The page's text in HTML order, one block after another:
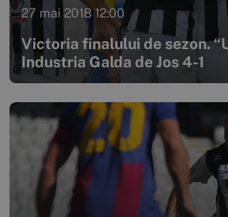
27 mai 2018 12:00
Victoria finalului de sezon.
Industria Galda de Jos 4-1